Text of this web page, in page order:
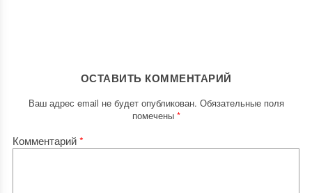
ОСТАВИТЬ КОММЕНТАРИЙ
Ваш адрес email не будет опубликован. Обязательные поля
помечены *
Комментарий*